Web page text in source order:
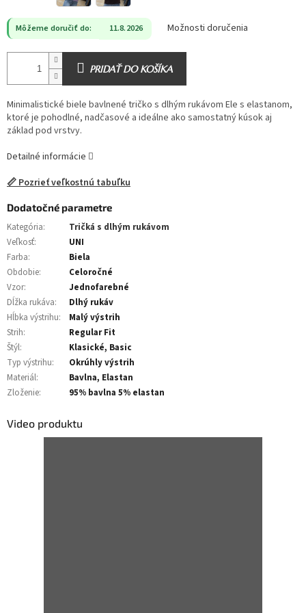
Môžeme doručiť do: 11.8.2026 Možnosti doručenia
PRIDAŤ DO KOŠÍKA
Minimalistické biele bavlnené tričko s dlhým rukávom Ele s elastanom,
ktoré je pohodlné, nadčasové a ideálne ako samostatný kúsok aj
základ pod vrstvy.
Detailné informácie
📏 Pozrieť veľkostnú tabuľku
Dodatočné parametre
Kategória:
Tričká s dlhým rukávom
Veľkosť:
UNI
Farba:
Biela
Obdobie:
Celoročné
Vzor:
Jednofarebné
Dĺžka rukáva:
Dlhý rukáv
Hĺbka výstrihu:
Malý výstrih
Strih:
Regular Fit
Štýl:
Klasické, Basic
Typ výstrihu:
Okrúhly výstrih
Materiál:
Bavlna, Elastan
Zloženie: 95% bavlna 5% elastan
Video produktu